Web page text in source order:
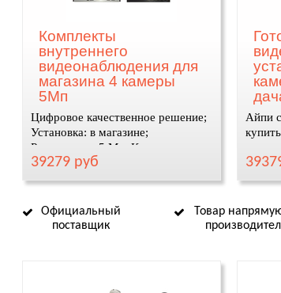
Комплекты
внутреннего
видеонаблюдения для
магазина 4 камеры
5Мп
Цифровое качественное решение;
Установка: в магазине;
Разрешение: 5 Мп; Кодек сжатия
видео: H.265AI
39279 руб
Айпи
Официальный
поставщик
Товар